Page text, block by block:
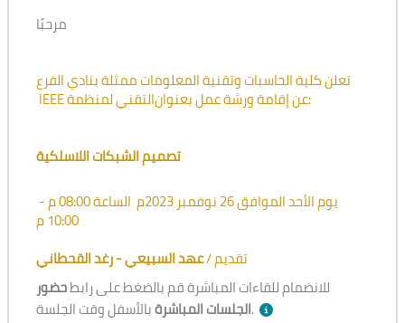
مرحبًا
تعلن كلية الحاسبات وتقنية المعلومات ممثلة بنادي الفرع
التقني لمنظمة IEEEعن إقامة ورشة عمل بعنوان:
تصميم الشبكات اللاسلكية
10:00 م
تقديم /عهد السبيعي - رغد القحطاني
للانضمام للقاءات المباشرة قم بالضغط على رابطحضور
الجلسات المباشرةبالأسفل وقت الجلسة.